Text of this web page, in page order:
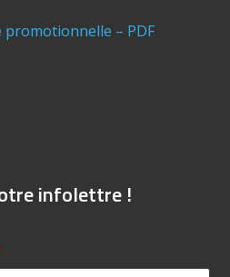
promotionnelle – PDF
infolettre !